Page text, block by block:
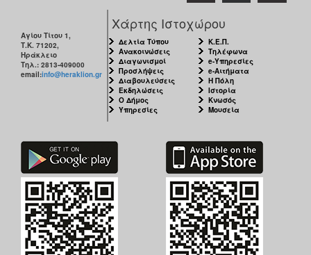
Αγίου Τίτου 1,
Τ.Κ. 71202,
Ηράκλειο
Τηλ.: 2813-409000
email:info@heraklion.gr
Χάρτης Ιστοχώρου
Δελτία Τύπου
Ανακοινώσεις
Διαγωνισμοί
Προσλήψεις
Διαβουλεύσεις
Εκδηλώσεις
Ο Δήμος
Υπηρεσίες
Κ.Ε.Π.
Τηλέφωνα
e-Υπηρεσίες
e-Αιτήματα
Η Πόλη
Ιστορία
Κνωσός
Μουσεία